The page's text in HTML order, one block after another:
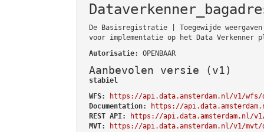
De Basisregistratie | Toegewijde
voor implementatie op het Data Verkenner
Autorisatie: OPENBAAR
Aanbevolen versie (v1)
stabiel
WFS:
https://api.data.amsterdam.nl/v1/wfs/
Documentation:
https://
REST API:
https://api.data.amsterdam.nl/
MVT:
https://api.data.amsterdam.nl/v1/mvt/